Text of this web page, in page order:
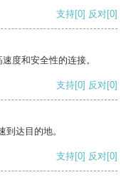
支持[0] 反对[0]
度和安全性的连接。
支持[0] 反对[0]
达目的地。
支持[0] 反对[0]